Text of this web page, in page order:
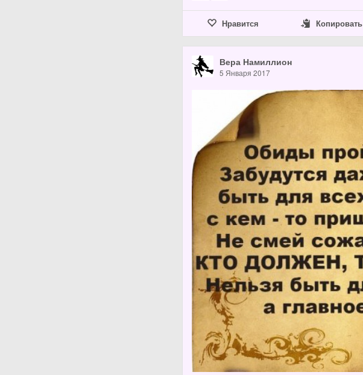
Нравится Копировать
Вера Намиллион
5 Января 2017